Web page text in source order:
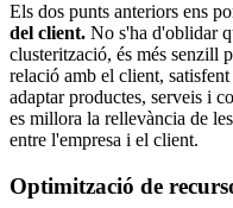
Els dos punts anteriors ens
del client. No s'ha d'oblidar
clusterització, és més senzill
relació amb el client,
adaptar productes, serveis i
es millora la rellevància de
entre l'empresa i el client.
Optimització de